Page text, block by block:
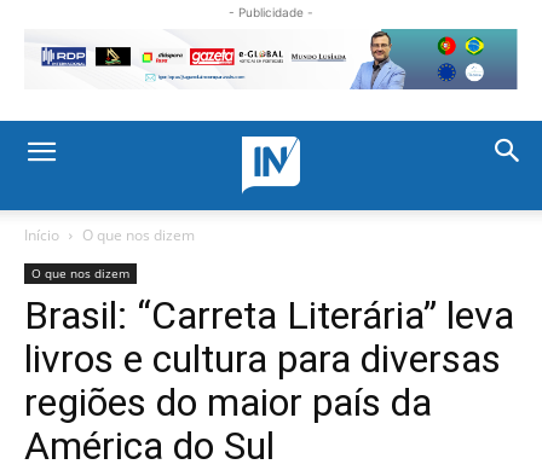
- Publicidade -
Início O que nos dizem
O que nos dizem
Brasil: “Carreta Literária” leva
livros e cultura para diversas
regiões do maior país da
América do Sul